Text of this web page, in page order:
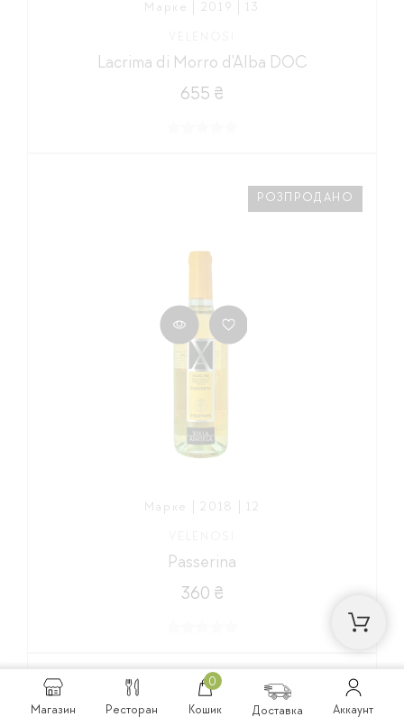
Магазин Ресторан Кошик
0
Доставка Аккаунт
Марке | 2019 | 13
Lacrima di Morro d'Alba DOC
655 ₴
Марке | 2018 | 12
Passerina
360 ₴
РОЗПРОДАНО
РОЗПРОДАНО